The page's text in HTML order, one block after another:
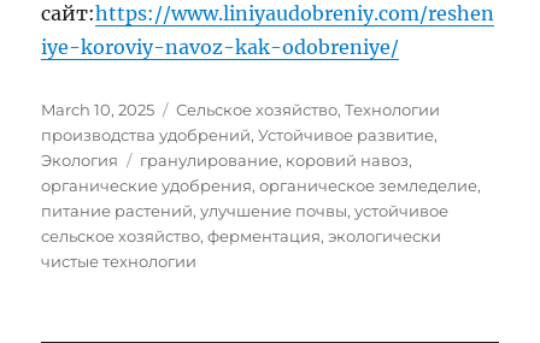
сайт:https://www.liniyaudobreniy.com/reshen
iye-koroviy-navoz-kak-odobreniye/
Posted
on
March 10, 2025 Categories
Сельское хозяйство,Технологии
производства удобрений,Устойчивое развитие,
Экология
Tags
гранулирование, коровий навоз,
органические удобрения,органическое земледелие,
питание растений,улучшение почвы,устойчивое
сельское хозяйство,ферментация,экологически
чистые технологии